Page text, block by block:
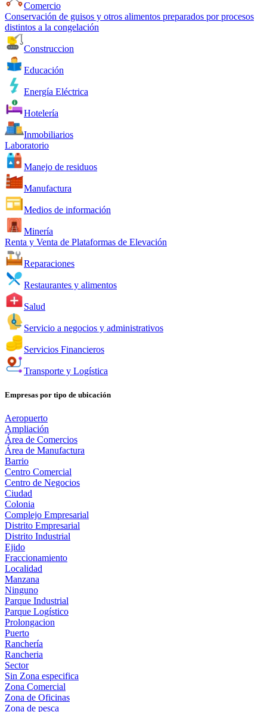
Comercio
Conservación de guisos y otros alimentos preparados por procesos
distintos a la congelación
Construccion
Educación
Energía Eléctrica
Hotelería
Inmobiliarios
Laboratorio
Manejo de residuos
Manufactura
Medios de información
Minería
Renta y Venta de Plataformas de Elevación
Reparaciones
Restaurantes y alimentos
Salud
Servicio a negocios y administrativos
Servicios Financieros
Transporte y Logística
Empresas por tipo de ubicación
Aeropuerto
Ampliación
Área de Comercios
Área de Manufactura
Barrio
Centro Comercial
Centro de Negocios
Ciudad
Colonia
Complejo Empresarial
Distrito Empresarial
Distrito Industrial
Ejido
Fraccionamiento
Localidad
Manzana
Ninguno
Parque Industrial
Parque Logístico
Prolongacion
Puerto
Ranchería
Rancheria
Sector
Sin Zona especifica
Zona Comercial
Zona de Oficinas
Zona de pesca